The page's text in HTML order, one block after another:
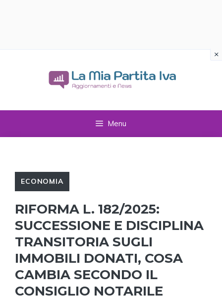
Menu
ECONOMIA
RIFORMA L. 182/2025:
SUCCESSIONE E DISCIPLINA
TRANSITORIA SUGLI
IMMOBILI DONATI, COSA
CAMBIA SECONDO IL
CONSIGLIO NOTARILE
×